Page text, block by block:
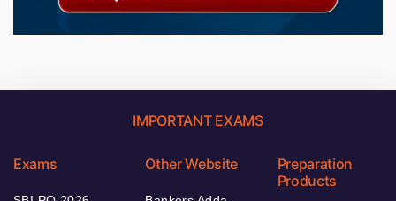
IMPORTANT EXAMS
Exams Other Website
Preparation
Products